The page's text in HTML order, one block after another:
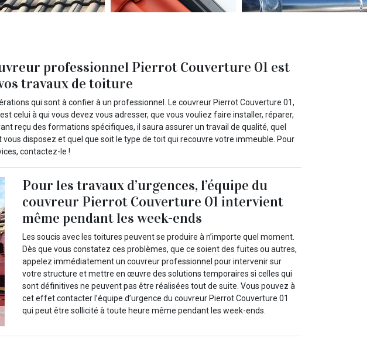
professionnel Pierrot Couverture 01 est
travaux de toiture
qui sont à confier à un professionnel. Le couvreur Pierrot Couverture 01,
celui à qui vous devez vous adresser, que vous vouliez faire installer, réparer,
reçu des formations spécifiques, il saura assurer un travail de qualité, quel
disposez et quel que soit le type de toit qui recouvre votre immeuble. Pour
contactez-le !
Pour les travaux d’urgences, l’équipe du
couvreur Pierrot Couverture 01 intervient
même pendant les week-ends
Les soucis avec les toitures peuvent se produire à n’importe quel moment.
Dès que vous constatez ces problèmes, que ce soient des fuites ou autres,
appelez immédiatement un couvreur professionnel pour intervenir sur
votre structure et mettre en œuvre des solutions temporaires si celles qui
sont définitives ne peuvent pas être réalisées tout de suite. Vous pouvez à
cet effet contacter l’équipe d’urgence du couvreur Pierrot Couverture 01
qui peut être sollicité à toute heure même pendant les week-ends.